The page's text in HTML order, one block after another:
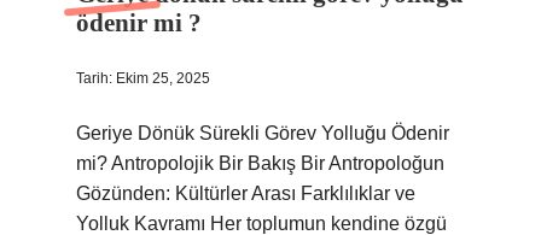
ödenir mi ?
Tarih: Ekim 25, 2025
Geriye Dönük Sürekli Görev Yolluğu Ödenir
mi? Antropolojik Bir Bakış Bir Antropoloğun
Gözünden: Kültürler Arası Farklılıklar ve
Yolluk Kavramı Her toplumun kendine özgü